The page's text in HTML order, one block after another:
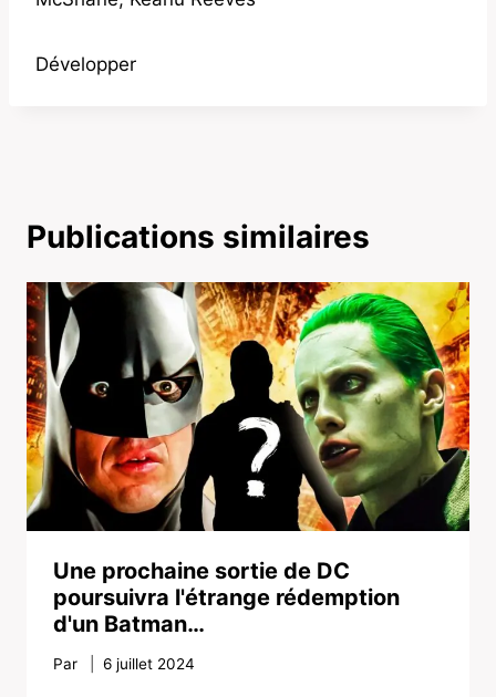
Développer
Publications similaires
Une prochaine sortie de DC
poursuivra l'étrange rédemption
d'un Batman…
Par 6 juillet 2024